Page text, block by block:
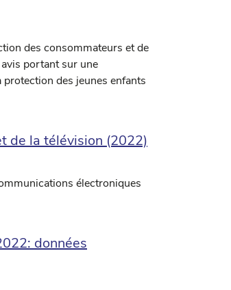
des consommateurs et de
portant sur une
des jeunes enfants
de la télévision (2022)
électroniques
données